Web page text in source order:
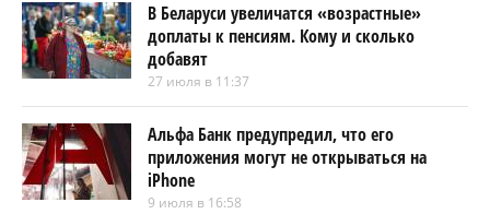
В Беларуси увеличатся «возрастные»
доплаты к пенсиям. Кому и сколько
добавят
27 июля в 11:37
Альфа Банк предупредил, что его
приложения могут не открываться на
iPhone
9 июля в 16:58